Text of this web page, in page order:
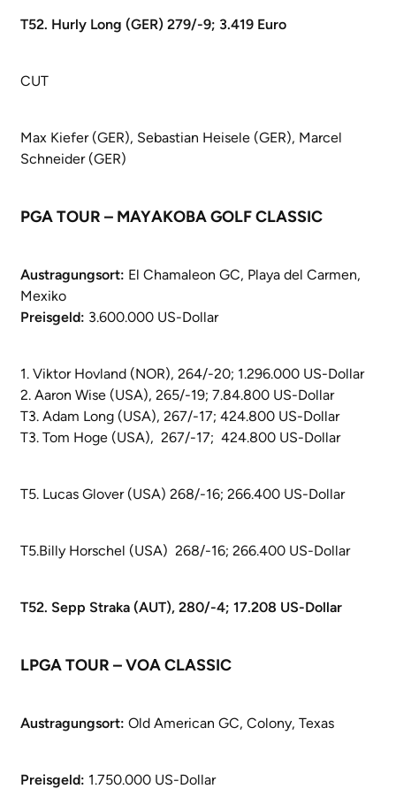
T52. Hurly Long (GER) 279/-9; 3.419 Euro
CUT
Max Kiefer (GER), Sebastian Heisele (GER), Marcel
Schneider (GER)
PGA TOUR – MAYAKOBA GOLF CLASSIC
Austragungsort: El Chamaleon GC, Playa del Carmen,
Mexiko
Preisgeld: 3.600.000 US-Dollar
1. Viktor Hovland (NOR), 264/-20; 1.296.000 US-Dollar
2. Aaron Wise (USA), 265/-19; 7.84.800 US-Dollar
T3. Adam Long (USA), 267/-17; 424.800 US-Dollar
T3. Tom Hoge (USA), 267/-17; 424.800 US-Dollar
T5. Lucas Glover (USA) 268/-16; 266.400 US-Dollar
T5.Billy Horschel (USA) 268/-16; 266.400 US-Dollar
T52. Sepp Straka (AUT), 280/-4; 17.208 US-Dollar
LPGA TOUR – VOA CLASSIC
Austragungsort: Old American GC, Colony, Texas
Preisgeld: 1.750.000 US-Dollar